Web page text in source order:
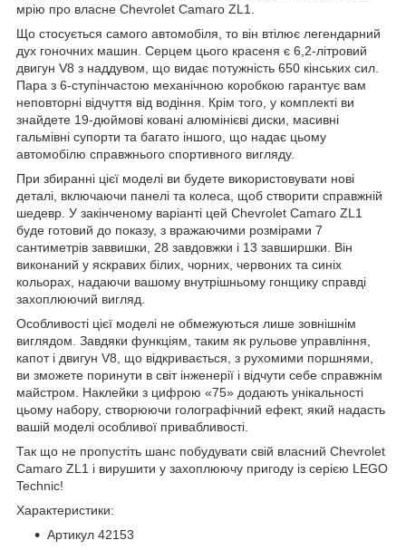
мрію про власне Chevrolet Camaro ZL1.
Що стосується самого автомобіля, то він втілює легендарний
дух гоночних машин. Серцем цього красеня є 6,2-літровий
двигун V8 з наддувом, що видає потужність 650 кінських сил.
Пара з 6-ступінчастою механічною коробкою гарантує вам
неповторні відчуття від водіння. Крім того, у комплекті ви
знайдете 19-дюймові ковані алюмінієві диски, масивні
гальмівні супорти та багато іншого, що надає цьому
автомобілю справжнього спортивного вигляду.
При збиранні цієї моделі ви будете використовувати нові
деталі, включаючи панелі та колеса, щоб створити справжній
шедевр. У закінченому варіанті цей Chevrolet Camaro ZL1
буде готовий до показу, з вражаючими розмірами 7
сантиметрів заввишки, 28 завдовжки і 13 завширшки. Він
виконаний у яскравих білих, чорних, червоних та синіх
кольорах, надаючи вашому внутрішньому гонщику справді
захоплюючий вигляд.
Особливості цієї моделі не обмежуються лише зовнішнім
виглядом. Завдяки функціям, таким як рульове управління,
капот і двигун V8, що відкривається, з рухомими поршнями,
ви зможете поринути в світ інженерії і відчути себе справжнім
майстром. Наклейки з цифрою «75» додають унікальності
цьому набору, створюючи голографічний ефект, який надасть
вашій моделі особливої привабливості.
Так що не пропустіть шанс побудувати свій власний Chevrolet
Camaro ZL1 і вирушити у захоплюючу пригоду із серією LEGO
Technic!
Характеристики:
Артикул 42153